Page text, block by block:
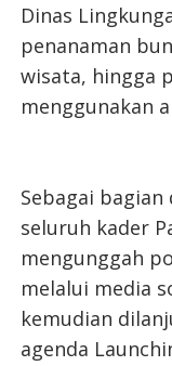
Dinas
penanaman
wisata, hingga
menggunakan
Sebagai
seluruh kader
mengunggah
melalui media
kemudian
agenda